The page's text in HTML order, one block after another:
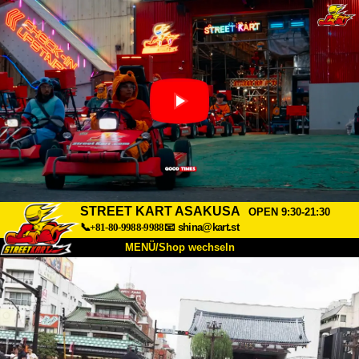
STREET KART ASAKUSA
OPEN 9:30-21:30
📞+81-80-9988-9988📧 shina@kart.st
MENÜ/Shop wechseln
Über uns Spezifikationen Preise
Anfahrt Bewertungen FAQ